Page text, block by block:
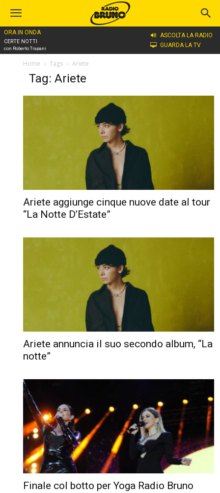
ORA IN ONDA
CERTE NOTTI
con Roberto Trapani
ASCOLTA LA RADIO
GUARDA LA TV
Home Tags Ariete
Tag: Ariete
Ariete aggiunge cinque nuove date al tour
“La Notte D’Estate”
Ariete annuncia il suo secondo album, “La
notte”
Finale col botto per Yoga Radio Bruno